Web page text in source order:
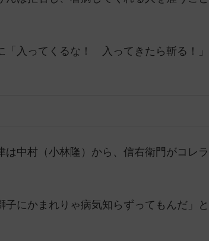
「入ってくるな！ 入ってきたら斬る！」
中村（小林隆）から、信右衛門がコレラ
にかまれりゃ病気知らずってもんだ」と